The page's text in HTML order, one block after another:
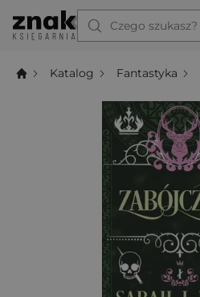
Czego szukasz?
Katalog Fantastyka